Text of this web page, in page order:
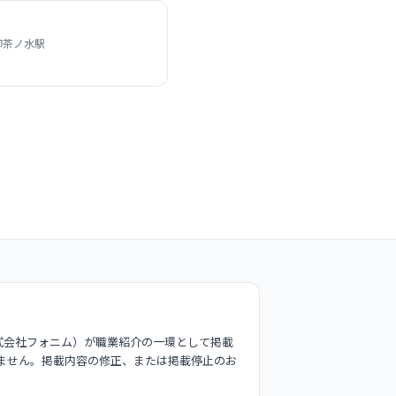
ノ水駅
社フォニム）が職業紹介の一環として掲載
ん。掲載内容の修正、または掲載停止のお